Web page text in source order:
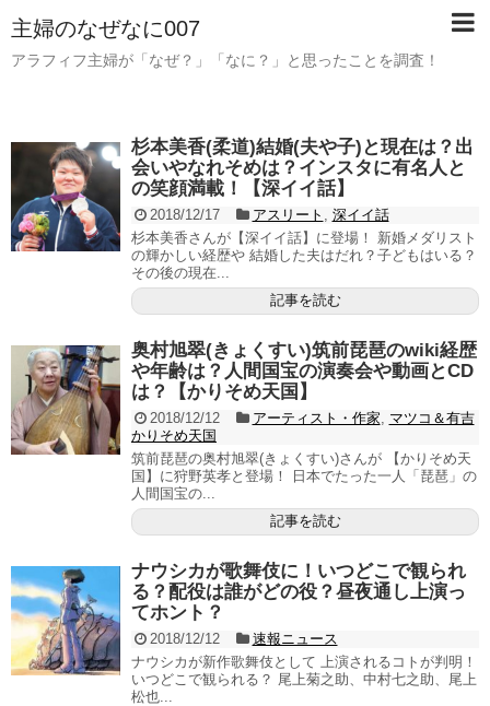
主婦のなぜなに007
アラフィフ主婦が「なぜ？」「なに？」と思ったことを調査！
杉本美香(柔道)結婚(夫や子)と現在は？出
会いやなれそめは？インスタに有名人と
の笑顔満載！【深イイ話】
2018/12/17 アスリート , 深イイ話
杉本美香さんが【深イイ話】に登場！ 新婚メダリスト
の輝かしい経歴や 結婚した夫はだれ？子どもはいる？
その後の現在...
記事を読む
奥村旭翠(きょくすい)筑前琵琶のwiki経歴
や年齢は？人間国宝の演奏会や動画とCD
は？【かりそめ天国】
2018/12/12 アーティスト・作家, マツコ＆有吉
かりそめ天国
筑前琵琶の奥村旭翠(きょくすい)さんが 【かりそめ天
国】に狩野英孝と登場！ 日本でたった一人「琵琶」の
人間国宝の...
記事を読む
ナウシカが歌舞伎に！いつどこで観られ
る？配役は誰がどの役？昼夜通し上演っ
てホント？
2018/12/12
速報ニュース
ナウシカが新作歌舞伎として 上演されるコトが判明！
いつどこで観られる？ 尾上菊之助、中村七之助、尾上
松也...